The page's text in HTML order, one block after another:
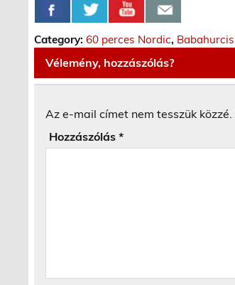
Category:60 perces Nordic,
Vélemény, hozzászólás?
Az e-mail címet nem tesszük közzé.
Hozzászólás*